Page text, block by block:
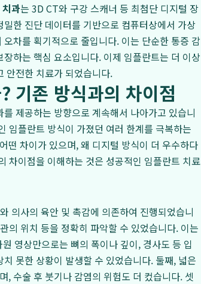
과는 3D CT와 구강 스캐너 등 최첨단 디지털 장
한 진단 데이터를 기반으로 컴퓨터상에서 가상
차를 획기적으로 줄입니다. 이는 단순한 통증 감
하는 핵심 요소입니다. 이제 임플란트는 더 이상
안전한 치료가 되었습니다.
기존 방식과의 차이점
제공하는 방향으로 계속해서 나아가고 있습니
임플란트 방식이 가졌던 여러 한계를 극복하는
떤 차이가 있으며, 왜 디지털 방식이 더 우수하다
차이점을 이해하는 것은 성공적인 임플란트 치료
의사의 육안 및 촉감에 의존하여 진행되었습니
의 위치 등을 정확히 파악할 수 있었습니다. 이는
영상만으로는 뼈의 폭이나 깊이, 경사도 등 입
못한 상황이 발생할 수 있었습니다. 둘째, 넓은
, 수술 후 붓기나 감염의 위험도 더 컸습니다. 셋